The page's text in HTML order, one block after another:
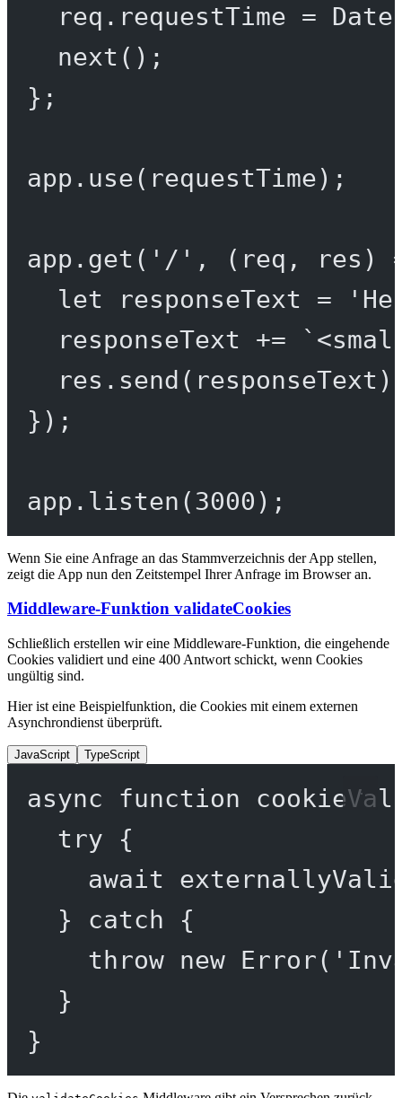
req.requestTime =
next ();
};
app. use(requestTime);
app. get ( '/' , ( req , res )
let responseText =
responseText +=
res. send
});
app. listen (3000 );
Wenn Sie eine Anfrage an das Stammverzeichnis der App stellen,
zeigt die App nun den Zeitstempel Ihrer Anfrage im Browser an.
Middleware-Funktion validateCookies
Schließlich erstellen wir eine Middleware-Funktion, die eingehende
Cookies validiert und eine 400 Antwort schickt, wenn Cookies
ungültig sind.
Hier ist eine Beispielfunktion, die Cookies mit einem externen
Asynchrondienst überprüft.
JavaScript TypeScript
async function
try {
await
} catch {
throw
new Error(
}
}